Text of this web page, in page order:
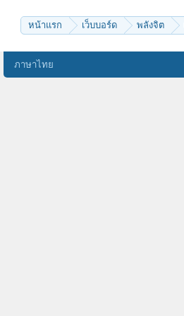
หน้าแรก เว็บบอร์ด พลังจิต
ภาษาไทย